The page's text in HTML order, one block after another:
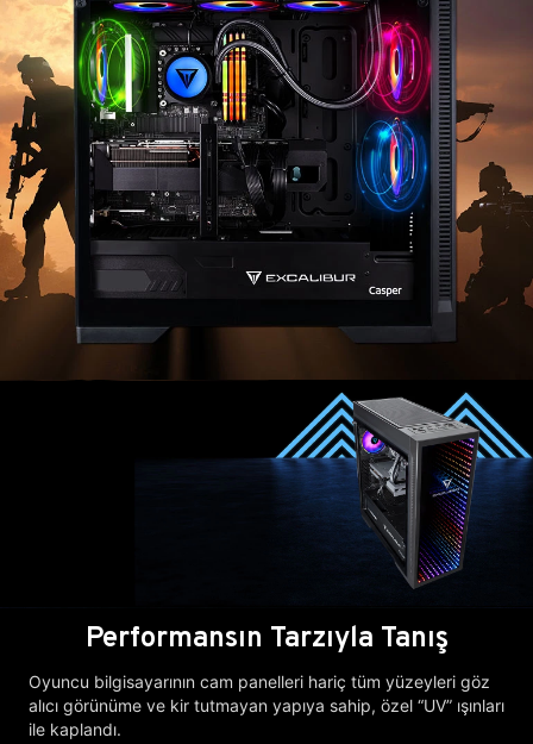
Performansın Tarzıyla Tanış
Oyuncu bilgisayarının cam panelleri hariç tüm yüzeyleri göz
alıcı görünüme ve kir tutmayan yapıya sahip, özel “UV” ışınları
ile kaplandı.